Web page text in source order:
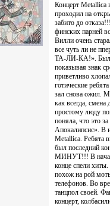
Концерт
проходил на
забито до
финских парней
Вилли очень
все чуть ли не
ТА-ЛИ-КА!». Были
показывая знак
приветливо
готические
зал снова ожил.
как всегда, смена
простому люду
поняла, что это
Апокалипсис». В
Metallica. Ребята
был последний
МИНУТ!!! В начале
конце спели
похож на рой
телефонов. Во
танцпол своей.
концерт,